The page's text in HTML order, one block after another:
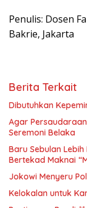
Penulis: Dosen
Bakrie, Jakarta
Berita Terkait
Dibutuhkan
Agar
Seremoni Belaka
Baru Sebulan
Bertekad Maknai
Jokowi Menyeru
Kelokalan untuk